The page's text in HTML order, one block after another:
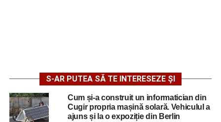
S-AR PUTEA SĂ TE INTERESEZE ȘI
Cum și-a construit un informatician din
Cugir propria mașină solară. Vehiculul a
ajuns și la o expoziție din Berlin